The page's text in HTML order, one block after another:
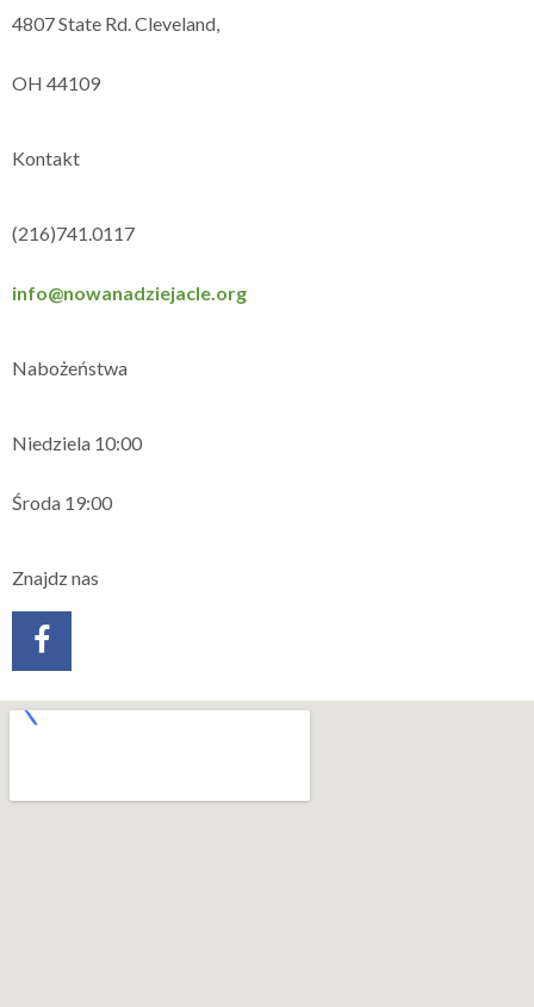
4807 State Rd. Cleveland,
OH 44109
Kontakt
(216)741.0117
info@nowanadziejacle.org
Nabożeństwa
Niedziela 10:00
Środa 19:00
Znajdz nas